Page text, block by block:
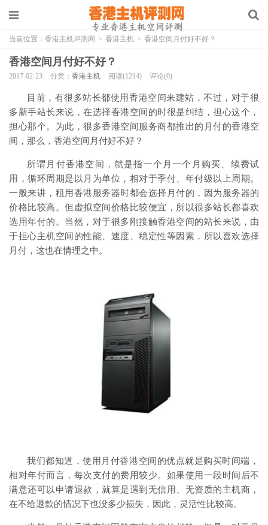
当前位置： 香港主机评测网 > 香港主机 > 香港空间月付好不好？
香港空间月付好不好？
2017-02-23 分类： 香港主机 阅读(1214) 评论(0)
目前，有很多站长都使用香港空间来建站，不过，对于很
多新手站长来说，在选择香港空间的时很是纠结，担心这个，
担心那个。为此，很多香港空间服务商都推出的月付的香港空
间，那么，香港空间月付好不好？
所谓月付香港空间，就是指一个月一个月购买、续费试
用，循环周期是以月为单位，相对于季付、年付级以上周期。
一般来讲，租用香港服务器时都会选择月付的，因为服务器的
价格比较高。但虚拟空间价格比较便宜，所以很多站长都喜欢
选用年付的。当然，对于很多刚接触香港空间的站长来说，由
于担心主机空间的性能、速度、稳定性等因素，所以喜欢选择
月付，这也在情理之中。
我们都知道，使用月付香港空间的优点就是购买时间端，
相对年付而言，每次支付的费用较少。如果使用一段时间后不
满意还可以申请退款，就算是遇到无信用、无资质的主机商，
在不给退款的情况下也没多少损失，因此，灵活性比较高。